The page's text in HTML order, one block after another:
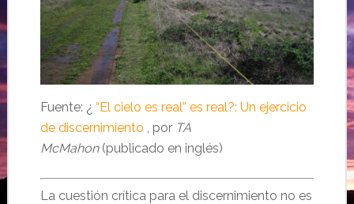
Fuente: ¿ “El cielo es real” es real?: Un ejercicio
de discernimiento , por TA
McMahon(publicado en inglés)
La cuestión crítica para el discernimiento no es